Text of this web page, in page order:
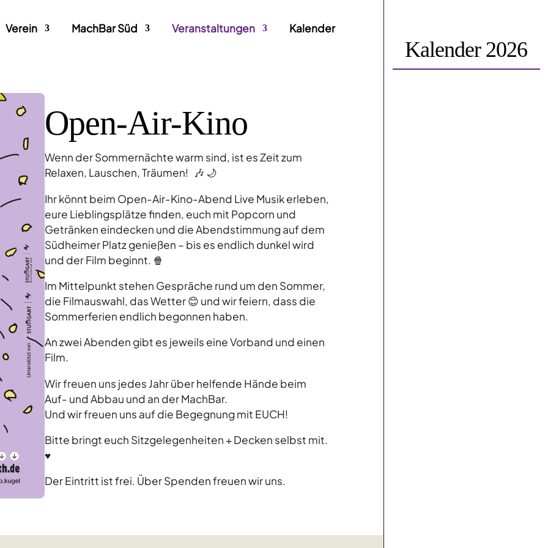
Verein MachBar Süd Veranstaltungen Kalender
Kalender 2026
Open-Air-Kino
Wenn der Sommernächte warm sind, ist es Zeit zum
Relaxen, Lauschen, Träumen! 🎶 🌙
Ihr könnt beim Open-Air-Kino-Abend Live Musik erleben,
eure Lieblingsplätze finden, euch mit Popcorn und
Getränken eindecken und die Abendstimmung auf dem
Südheimer Platz genießen – bis es endlich dunkel wird
und der Film beginnt. 🍿
Im Mittelpunkt stehen Gespräche rund um den Sommer,
die Filmauswahl, das Wetter 😊 und wir feiern, dass die
Sommerferien endlich begonnen haben.
An zwei Abenden gibt es jeweils eine Vorband und einen
Film.
Wir freuen uns jedes Jahr über helfende Hände beim
Auf- und Abbau und an der MachBar.
Und wir freuen uns auf die Begegnung mit EUCH!
Bitte bringt euch Sitzgelegenheiten + Decken selbst mit.
♥️
Der Eintritt ist frei. Über Spenden freuen wir uns.